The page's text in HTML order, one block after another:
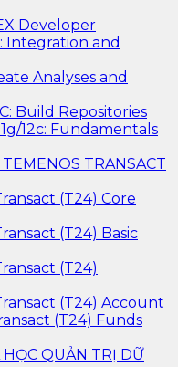
Developer
Integration and
Analyses and
Build Repositories
12c: Fundamentals
TRANSACT
(T24) Core
(T24) Basic
(T24)
(T24) Account
(T24) Funds
QUẢN TRỊ DỮ